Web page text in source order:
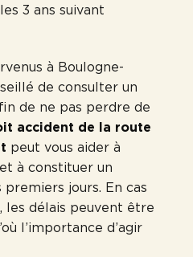
3 ans suivant
à Boulogne-
de consulter un
de ne pas perdre de
accident de la route
peut vous aider à
à constituer un
jours. En cas
les délais peuvent être
l’importance d’agir